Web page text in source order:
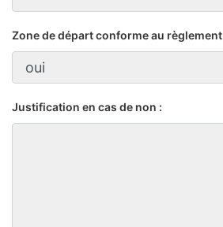
Zone de départ conforme au règlement
Justification en cas de non :